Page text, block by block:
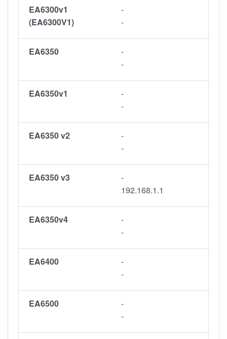
EA6300v1
(EA6300V1)
-
-
EA6350
-
-
EA6350v1
-
-
EA6350 v2
-
-
EA6350 v3
-
192.168.1.1
EA6350v4
-
-
EA6400
-
-
EA6500
-
-